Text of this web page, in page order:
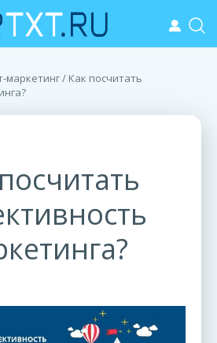
маркетинг/ Как посчитать